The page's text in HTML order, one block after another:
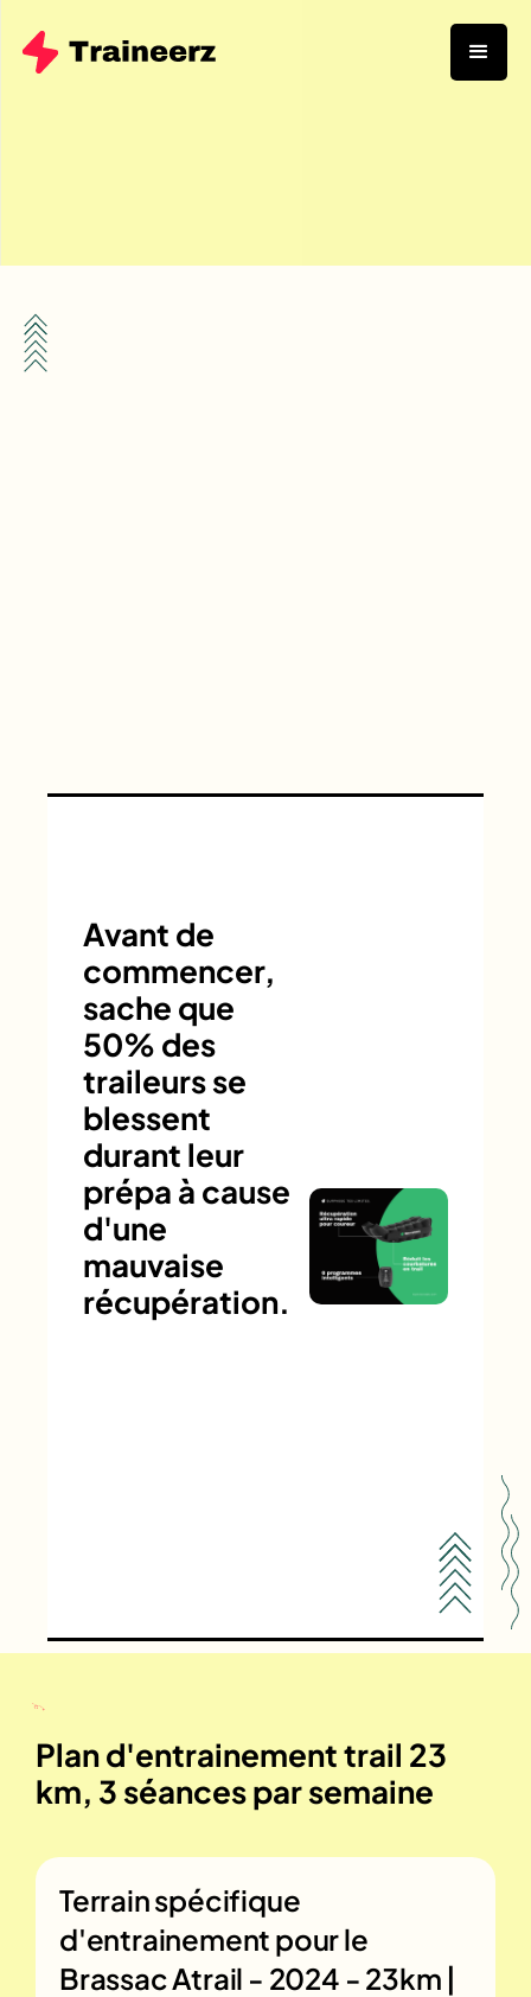
Avant de
commencer,
sache que
50% des
traileurs se
blessent
durant leur
prépa à cause
d'une
mauvaise
récupération.
Plan d'entrainement trail 23
km, 3 séances par semaine
Terrain spécifique
d'entrainement pour le
Brassac Atrail - 2024 - 23km |